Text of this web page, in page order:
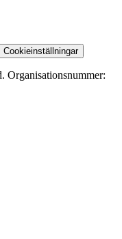
Cookieinställningar
Organisationsnummer: